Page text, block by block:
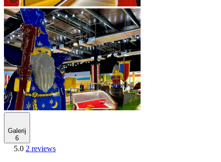
Galerij
6
5.0 2 reviews